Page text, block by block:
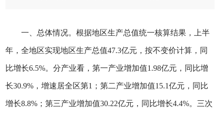
一、总体情况。根据地区生产总值统一核算结果，上半
年，全地区实现地区生产总值47.3亿元，按不变价计算，同
比增长6.5%。分产业看，第一产业增加值1.98亿元，同比增
长30.9%，增速居全区第1；第二产业增加值15.1亿元，同比
增长8.8%；第三产业增加值30.22亿元，同比增长4.4%。三次